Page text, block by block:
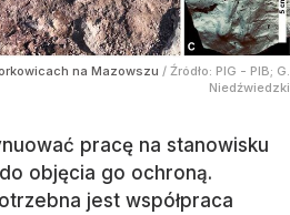
na Mazowszu / Źródło: PIG - PIB; G.
Niedźwiedzki
pracę na stanowisku
objęcia go ochroną.
jest współpraca